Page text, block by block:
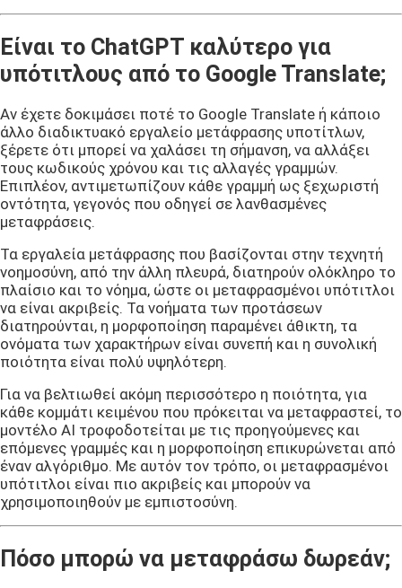
Είναι το ChatGPT καλύτερο για
υπότιτλους από το Google Translate;
Αν έχετε δοκιμάσει ποτέ το Google Translate ή κάποιο
άλλο διαδικτυακό εργαλείο μετάφρασης υποτίτλων,
ξέρετε ότι μπορεί να χαλάσει τη σήμανση, να αλλάξει
τους κωδικούς χρόνου και τις αλλαγές γραμμών.
Επιπλέον, αντιμετωπίζουν κάθε γραμμή ως ξεχωριστή
οντότητα, γεγονός που οδηγεί σε λανθασμένες
μεταφράσεις.
Τα εργαλεία μετάφρασης που βασίζονται στην τεχνητή
νοημοσύνη, από την άλλη πλευρά, διατηρούν ολόκληρο το
πλαίσιο και το νόημα, ώστε οι μεταφρασμένοι υπότιτλοι
να είναι ακριβείς. Τα νοήματα των προτάσεων
διατηρούνται, η μορφοποίηση παραμένει άθικτη, τα
ονόματα των χαρακτήρων είναι συνεπή και η συνολική
ποιότητα είναι πολύ υψηλότερη.
Για να βελτιωθεί ακόμη περισσότερο η ποιότητα, για
κάθε κομμάτι κειμένου που πρόκειται να μεταφραστεί, το
μοντέλο AI τροφοδοτείται με τις προηγούμενες και
επόμενες γραμμές και η μορφοποίηση επικυρώνεται από
έναν αλγόριθμο. Με αυτόν τον τρόπο, οι μεταφρασμένοι
υπότιτλοι είναι πιο ακριβείς και μπορούν να
χρησιμοποιηθούν με εμπιστοσύνη.
Πόσο μπορώ να μεταφράσω δωρεάν;